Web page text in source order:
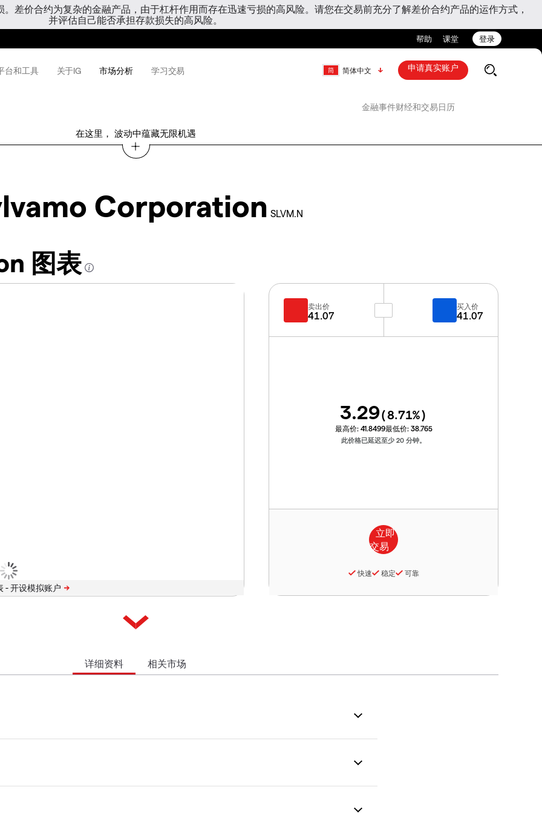
差价合约为复杂的金融产品，由于杠杆作用而存在迅速亏损的高风险。请您在交易前充分了解差价合约产品的运作方式，
并评估自己能否承担存款损失的高风险。
帮助 课堂 登录
台和工具 关于IG 市场分析 学习交易 简体中文 申请真实账户
金融事件财经和交易日历
在这里， 波动中蕴藏无限机遇
Corporation SLVM.N
图表
-
卖出价
41.07
买入价
41.07
3.29(8.71%)
最高价: 41.8499最低价: 38.765
此价格已延迟至少 20 分钟。
快速 稳定 可靠
详细资料 相关市场